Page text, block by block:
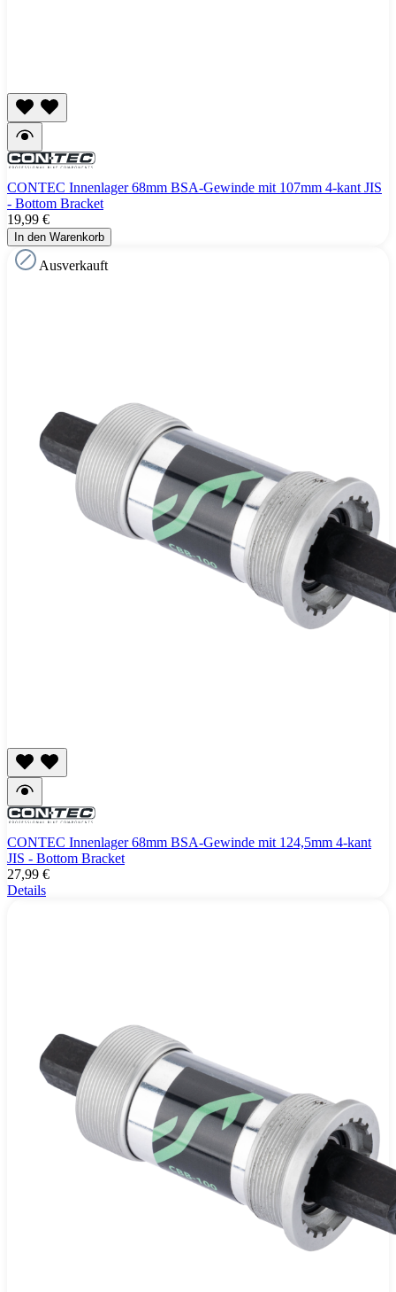
CONTEC Innenlager 68mm BSA-Gewinde mit 107mm 4-kant JIS
- Bottom Bracket
19,99 €
In den Warenkorb
Ausverkauft
CONTEC Innenlager 68mm BSA-Gewinde mit 124,5mm 4-kant
JIS - Bottom Bracket
27,99 €
Details